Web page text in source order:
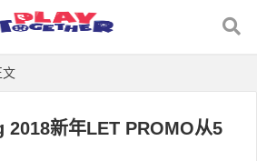
文
新年LET PROMO从5